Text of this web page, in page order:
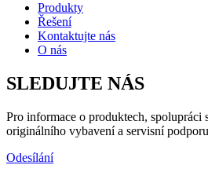
Produkty
Řešení
Kontaktujte nás
O nás
SLEDUJTE NÁS
Pro informace o produktech, spolupráci
originálního vybavení a servisní
Odesílání